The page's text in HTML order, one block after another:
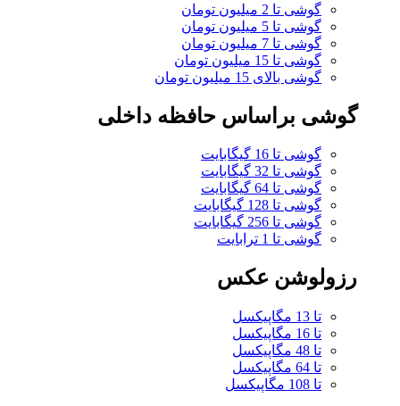
گوشی تا 2 میلیون تومان
گوشی تا 5 میلیون تومان
گوشی تا 7 میلیون تومان
گوشی تا 15 میلیون تومان
گوشی بالای 15 میلیون تومان
گوشی براساس حافظه داخلی
گوشی تا 16 گیگابایت
گوشی تا 32 گیگابایت
گوشی تا 64 گیگابایت
گوشی تا 128 گیگابایت
گوشی تا 256 گیگابایت
گوشی تا 1 ترابایت
رزولوشن عکس
تا 13 مگاپیکسل
تا 16 مگاپیکسل
تا 48 مگاپیکسل
تا 64 مگاپیکسل
تا 108 مگاپیکسل